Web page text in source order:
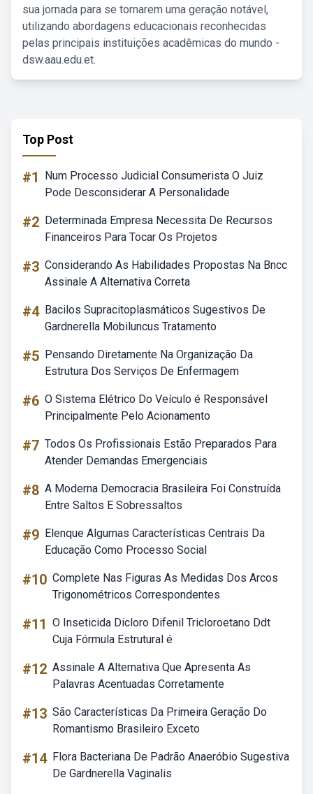
sua jornada para se tornarem uma geração notável,
utilizando abordagens educacionais reconhecidas
pelas principais instituições acadêmicas do mundo -
dsw.aau.edu.et.
Top Post
#1
Num Processo Judicial Consumerista O Juiz
Pode Desconsiderar A Personalidade
#2 Determinada Empresa Necessita De Recursos
Financeiros Para Tocar Os Projetos
#3 Considerando As Habilidades Propostas Na Bncc
Assinale A Alternativa Correta
#4 Bacilos Supracitoplasmáticos Sugestivos De
Gardnerella Mobiluncus Tratamento
#5 Pensando Diretamente Na Organização Da
Estrutura Dos Serviços De Enfermagem
#6 O Sistema Elétrico Do Veículo é Responsável
Principalmente Pelo Acionamento
#7 Todos Os Profissionais Estão Preparados Para
Atender Demandas Emergenciais
#8 A Moderna Democracia Brasileira Foi Construída
Entre Saltos E Sobressaltos
#9 Elenque Algumas Características Centrais Da
Educação Como Processo Social
#10 Complete Nas Figuras As Medidas Dos Arcos
Trigonométricos Correspondentes
#11 O Inseticida Dicloro Difenil Tricloroetano Ddt
Cuja Fórmula Estrutural é
#12 Assinale A Alternativa Que Apresenta As
Palavras Acentuadas Corretamente
#13 São Características Da Primeira Geração Do
Romantismo Brasileiro Exceto
#14 Flora Bacteriana De Padrão Anaeróbio Sugestiva
De Gardnerella Vaginalis